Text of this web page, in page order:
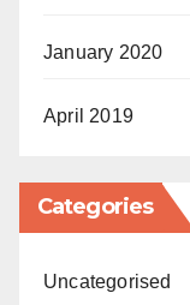
January 2020
April 2019
Categories
Uncategorised